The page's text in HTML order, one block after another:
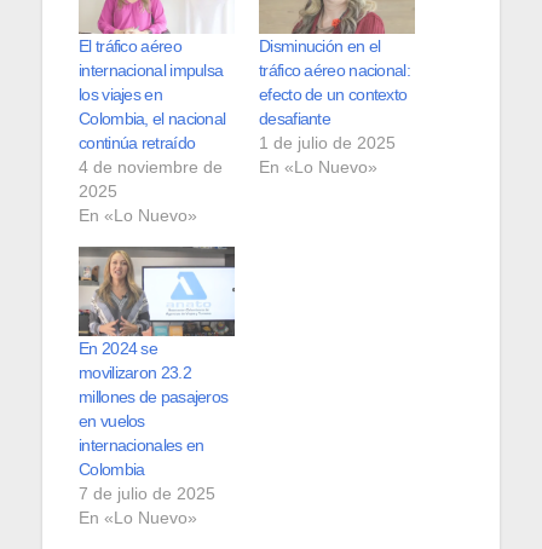
El tráfico aéreo
internacional impulsa
los viajes en
Colombia, el nacional
continúa retraído
4 de noviembre de
2025
En «Lo Nuevo»
Disminución en el
tráfico aéreo nacional:
efecto de un contexto
desafiante
1 de julio de 2025
En «Lo Nuevo»
En 2024 se
movilizaron 23.2
millones de pasajeros
en vuelos
internacionales en
Colombia
7 de julio de 2025
En «Lo Nuevo»